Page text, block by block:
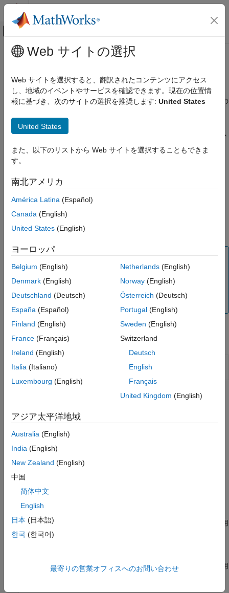
コンテンツへスキップ
オフキャンバス ナビゲーション メ
ドキュメンテーションのホーム
外部言語インターフェイス
MATLAB での .NET
カテゴリ
MATLAB での .NET Core の選択
MATLAB での .NET データ型
MATLAB での .NET プロパティ
MATLAB での .NET メソッド
MATLAB での .NET イベントと .NET デリゲ
MATLAB での.NET ジェネリック クラス
メインコンテンツ
MATLAB での .NET 列挙型
MATLAB での .NET 列挙型の作成と結合
MATLAB では、MATLAB 列挙クラスの機能および .NET に固有の
列挙型には、メンバー、メソッドおよび元の値が含まれます。以
列挙型を指します。
基となる値 — 列挙メンバーに関連付けられている数値。
メモ
MATLAB 言語では、ユーザー定義の列挙クラスをサポー
トします。MATLAB で定義された列挙型を使用している
場合は、MATLAB クラスの作成
列挙
カテゴリのトピック
関数
bitnot
.NET 列挙オブジェクトのビット単位の NOT イン
System.Enum 引数の受け渡し
NetDocEnum アセンブリの例
ソース コード例。
.NET 列挙メンバーの操作
この例では、
.NET 列挙メンバーの参照
列挙型のインスタンスとして、コード内で
を使用
します。
列挙型のわかりやすい名前を取得するには、charメソッドを使用
Web サイトの選択
Web サイトを選択すると、翻訳されたコンテンツにアクセス
し、地域のイベントやサービスを確認できます。現在の位置情
報に基づき、次のサイトの選択を推奨します: United States
United States
また、以下のリストから Web サイトを選択することもできま
す。
南北アメリカ
América Latina (Español)
Canada (English)
United States (English)
ヨーロッパ
Belgium (English)
Denmark (English)
Deutschland (Deutsch)
España (Español)
Finland (English)
France (Français)
Ireland (English)
Italia (Italiano)
Luxembourg (English)
Netherlands(English)
Norway(English)
Österreich (Deutsch)
Portugal(English)
Sweden (English)
Switzerland
Deutsch
English
Français
United Kingdom (English)
アジア太平洋地域
Australia (English)
India (English)
New Zealand (English)
中国
简体中文
English
日本 (日本語)
한국 (한국어)
最寄りの営業オフィスへのお問い合わせ